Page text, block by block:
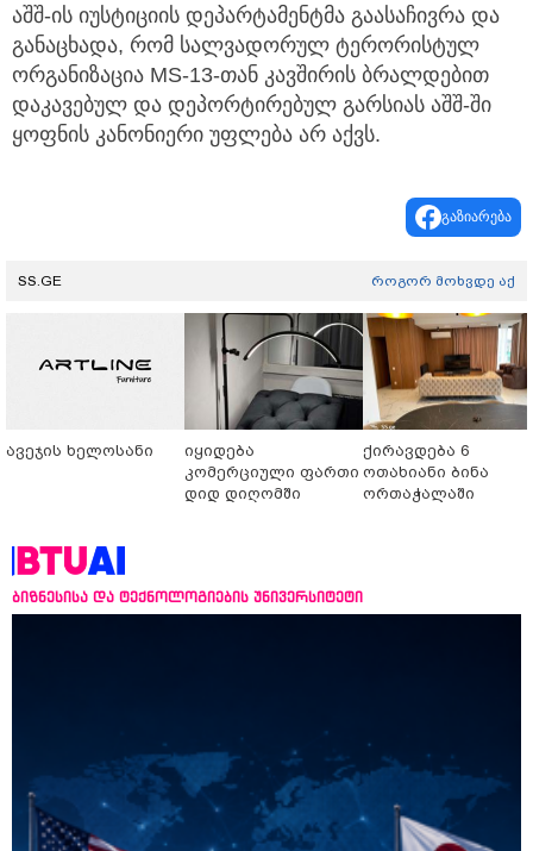
აშშ-ის იუსტიციის დეპარტამენტმა გაასაჩივრა და
განაცხადა, რომ სალვადორულ ტერორისტულ
ორგანიზაცია MS-13-თან კავშირის ბრალდებით
დაკავებულ და დეპორტირებულ გარსიას აშშ-ში
ყოფნის კანონიერი უფლება არ აქვს.
გაზიარება
SS.GE როგორ მოხვდე აქ
ავეჯის ხელოსანი
იყიდება
კომერციული ფართი
დიდ დიღომში
ქირავდება 6
ოთახიანი ბინა
ორთაჭალაში
ბიზნესისა და ტექნოლოგიების უნივერსიტეტი